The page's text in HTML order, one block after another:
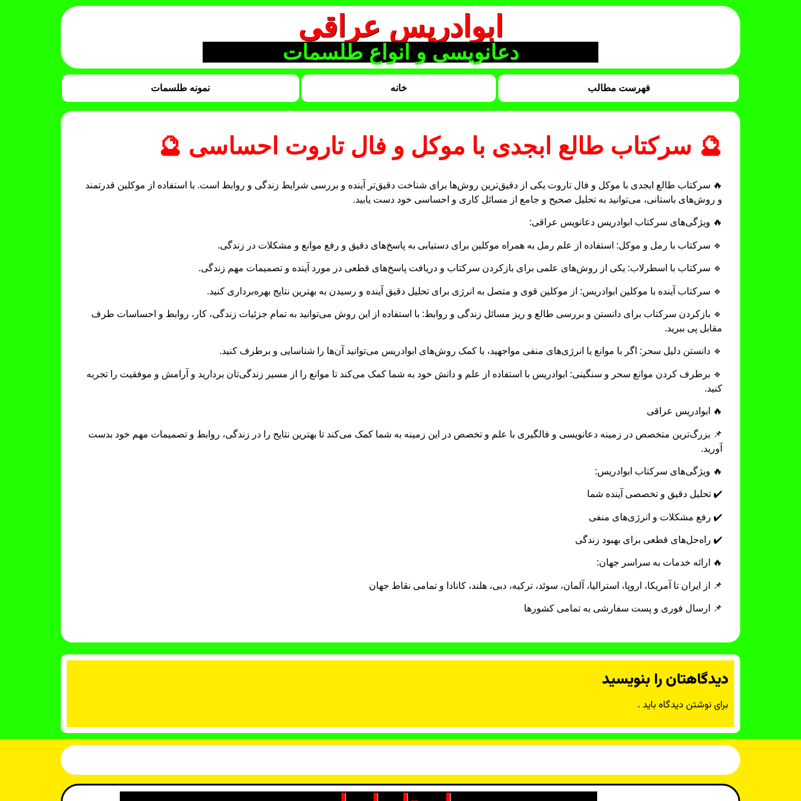
ابوادریس عراقی
دعانویسی و انواع طلسمات
فهرست مطالب خانه نمونه طلسمات
🔮 سرکتاب طالع ابجدی با موکل و فال تاروت احساسی 🔮
🔥 سرکتاب طالع ابجدی با موکل و فال تاروت یکی از دقیق‌ترین روش‌ها برای شناخت دقیق‌تر آینده و بررسی شرایط زندگی و روابط است. با استفاده از موکلین قدرتمند
و روش‌های باستانی، می‌توانید به تحلیل صحیح و جامع از مسائل کاری و احساسی خود دست یابید.
🔥 ویژگی‌های سرکتاب ابوادریس دعانویس عراقی:
🔹 سرکتاب با رمل و موکل: استفاده از علم رمل به همراه موکلین برای دستیابی به پاسخ‌های دقیق و رفع موانع و مشکلات در زندگی.
🔹 سرکتاب با اسطرلاب: یکی از روش‌های علمی برای بازکردن سرکتاب و دریافت پاسخ‌های قطعی در مورد آینده و تصمیمات مهم زندگی.
🔹 سرکتاب آینده با موکلین ابوادریس: از موکلین قوی و متصل به انرژی‌ برای تحلیل دقیق آینده و رسیدن به بهترین نتایج بهره‌برداری کنید.
🔹 بازکردن سرکتاب برای دانستن و بررسی طالع و ریز مسائل زندگی و روابط: با استفاده از این روش می‌توانید به تمام جزئیات زندگی، کار، روابط و احساسات طرف
مقابل پی ببرید.
🔹 دانستن دلیل سحر: اگر با موانع یا انرژی‌های منفی مواجهید، با کمک روش‌های ابوادریس می‌توانید آن‌ها را شناسایی و برطرف کنید.
🔹 برطرف کردن موانع سحر و سنگینی‌: ابوادریس با استفاده از علم و دانش خود به شما کمک می‌کند تا موانع را از مسیر زندگی‌تان بردارید و آرامش و موفقیت را تجربه
کنید.
🔥 ابوادریس عراقی
📌 بزرگ‌ترین متخصص در زمینه دعانویسی و فالگیری با علم و تخصص در این زمینه به شما کمک می‌کند تا بهترین نتایج را در زندگی، روابط و تصمیمات مهم خود بدست
آورید.
🔥 ویژگی‌های سرکتاب ابوادریس:
✔️ تحلیل دقیق و تخصصی آینده شما
✔️ رفع مشکلات و انرژی‌های منفی
✔️ راه‌حل‌های قطعی برای بهبود زندگی
🔥 ارائه خدمات به سراسر جهان:
📌 از ایران تا آمریکا، اروپا، استرالیا، آلمان، سوئد، ترکیه، دبی، هلند، کانادا و تمامی نقاط جهان
📌 ارسال فوری و پست سفارشی به تمامی کشورها
دیدگاهتان را بنویسید
برای نوشتن دیدگاه باید .